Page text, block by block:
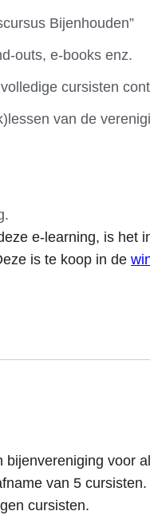
Bijenhouden”
outs, e-books enz.
cursisten
van de
e-learning, is het
is te koop in de
bijenvereniging voor
van 5
cursisten.